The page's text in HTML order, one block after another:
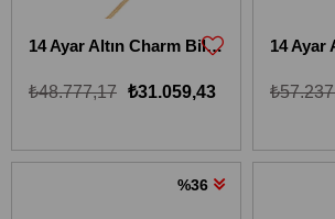
14 Ayar Altın Charm Bileklik 14KBLKİ17
₺31.059,43
₺48.777,17
%36